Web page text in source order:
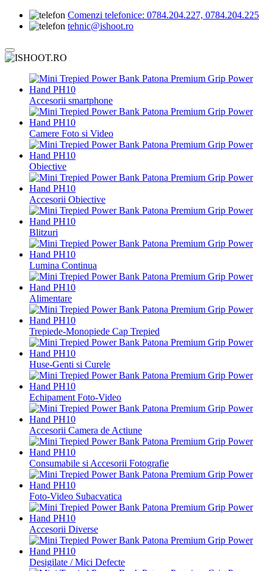
Comenzi telefonice: 0784.204.227, 0784.204.225
tehnic@ishoot.ro
Accesorii smartphone
Camere Foto si Video
Obiective
Accesorii Obiective
Blitzuri
Lumina Continua
Alimentare
Trepiede-Monopiede Cap Trepied
Huse-Genti si Curele
Echipament Foto-Video
Accesorii Camera de Actiune
Consumabile si Accesorii Fotografie
Foto-Video Subacvatica
Accesorii Diverse
Desigilate / Mici Defecte